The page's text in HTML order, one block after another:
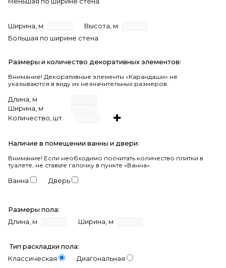
Ширина, м
Высота, м
Большая по ширине стена
Размеры и количество декоративных элементов:
Внимание! Декоративные элементы «Карандаши» не
указываются в виду их незначительных размеров.
Длина, м
Ширина, м
Количество, шт.
Наличие в помещении ванны и двери:
Внимание! Если необходимо посчитать количество плитки в
туалете, не ставьте галочку в пункте «Ванна».
Ванна Дверь
Размеры пола:
Длина, м
Ширина, м
Тип раскладки пола:
Классическая
Диагональная